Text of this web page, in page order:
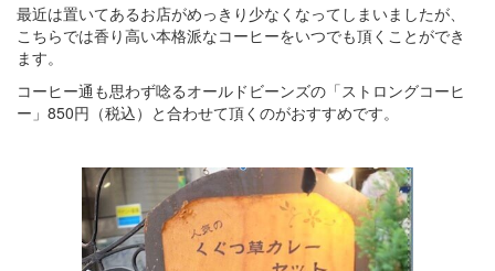
最近は置いてあるお店がめっきり少なくなってしまいましたが、
こちらでは香り高い本格派なコーヒーをいつでも頂くことができ
ます。
コーヒー通も思わず唸るオールドビーンズの「ストロングコーヒ
ー」850円（税込）と合わせて頂くのがおすすめです。